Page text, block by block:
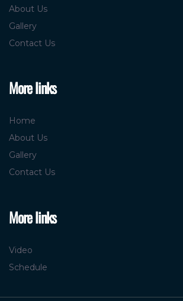
About Us
Gallery
Contact Us
More links
Home
About Us
Gallery
Contact Us
More links
Video
Schedule